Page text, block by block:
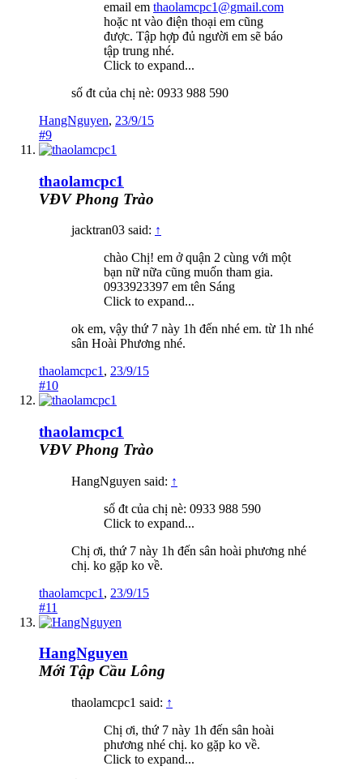
email em thaolamcpc1@gmail.com
hoặc nt vào điện thoại em cũng
được. Tập hợp đủ người em sẽ báo
tập trung nhé.
Click to expand...
số đt của chị nè: 0933 988 590
HangNguyen, 23/9/15
#9
thaolamcpc1
VĐV Phong Trào
jacktran03 said: ↑
chào Chị! em ở quận 2 cùng với một
bạn nữ nữa cũng muốn tham gia.
0933923397 em tên Sáng
Click to expand...
ok em, vậy thứ 7 này 1h đến nhé em. từ 1h nhé
sân Hoài Phương nhé.
thaolamcpc1 , 23/9/15
#10
thaolamcpc1
VĐV Phong Trào
HangNguyen said: ↑
số đt của chị nè: 0933 988 590
Click to expand...
Chị ơi, thứ 7 này 1h đến sân hoài phương nhé
chị. ko gặp ko về.
thaolamcpc1 , 23/9/15
#11
HangNguyen
Mới Tập Cầu Lông
thaolamcpc1 said: ↑
Chị ơi, thứ 7 này 1h đến sân hoài
phương nhé chị. ko gặp ko về.
Click to expand...